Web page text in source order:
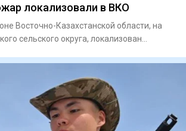
локализовали в ВКО
Восточно-Казахстанской области, на
сельского округа, локализован